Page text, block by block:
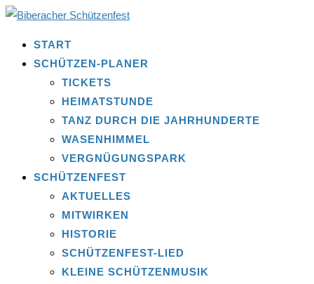
START
SCHÜTZEN-PLANER
TICKETS
HEIMATSTUNDE
TANZ DURCH DIE JAHRHUNDERTE
WASENHIMMEL
VERGNÜGUNGSPARK
SCHÜTZENFEST
AKTUELLES
MITWIRKEN
HISTORIE
SCHÜTZENFEST-LIED
KLEINE SCHÜTZENMUSIK